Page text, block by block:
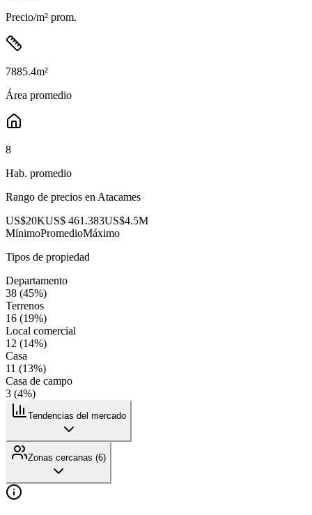
Precio/m² prom.
7885.4m²
Área promedio
8
Hab. promedio
Rango de precios en Atacames
US$20KUS$ 461.383US$4.5M
MínimoPromedioMáximo
Tipos de propiedad
Departamento
38 (45%)
Terrenos
16 (19%)
Local comercial
12 (14%)
Casa
11 (13%)
Casa de campo
3 (4%)
Tendencias del mercado
Zonas cercanas (6)